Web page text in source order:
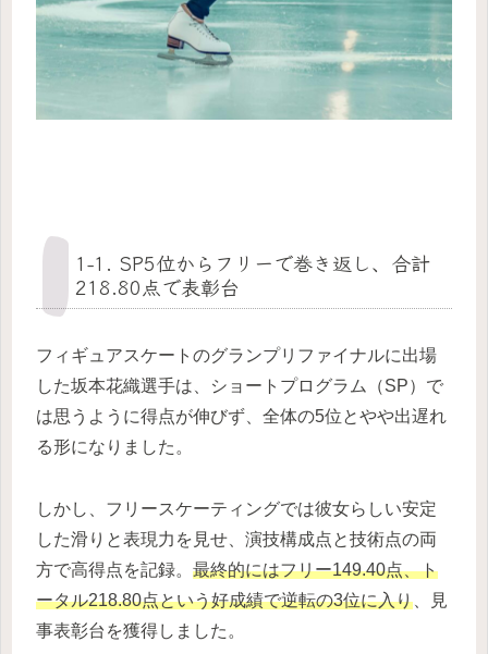
1-1. SP5位からフリーで巻き返し、合計
218.80点で表彰台
フィギュアスケートのグランプリファイナルに出場
した坂本花織選手は、ショートプログラム（SP）で
は思うように得点が伸びず、全体の5位とやや出遅れ
る形になりました。
しかし、フリースケーティングでは彼女らしい安定
した滑りと表現力を見せ、演技構成点と技術点の両
方で高得点を記録。 最終的にはフリー149.40点、ト
ータル218.80点という好成績で逆転の3位に入り 、見
事表彰台を獲得しました。